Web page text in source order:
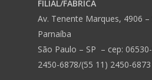
FILIAL/FÁBRICA
Av. Tenente Marques, 4906 –
Parnaíba
São Paulo – SP – cep:
2450-6878/(55 11) 2450-6873